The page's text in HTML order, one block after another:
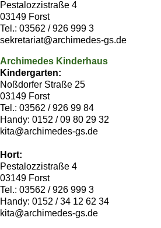
Pestalozzistraße 4
03149 Forst
Tel.: 03562 / 926 999 3
sekretariat@archimedes-gs.de
Archimedes Kinderhaus
Kindergarten:
Noßdorfer Straße 25
03149 Forst
Tel.: 03562 / 926 99 84
Handy: 0152 / 09 80 29 32
kita@archimedes-gs.de
Hort:
Pestalozzistraße 4
03149 Forst
Tel.: 03562 / 926 999 3
Handy: 0152 / 34 12 62 34
kita@archimedes-gs.de